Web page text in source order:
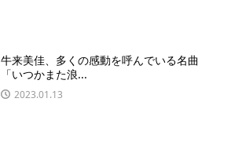
牛来美佳、多くの感動を呼んでいる名曲
「いつかまた浪...
2023.01.13